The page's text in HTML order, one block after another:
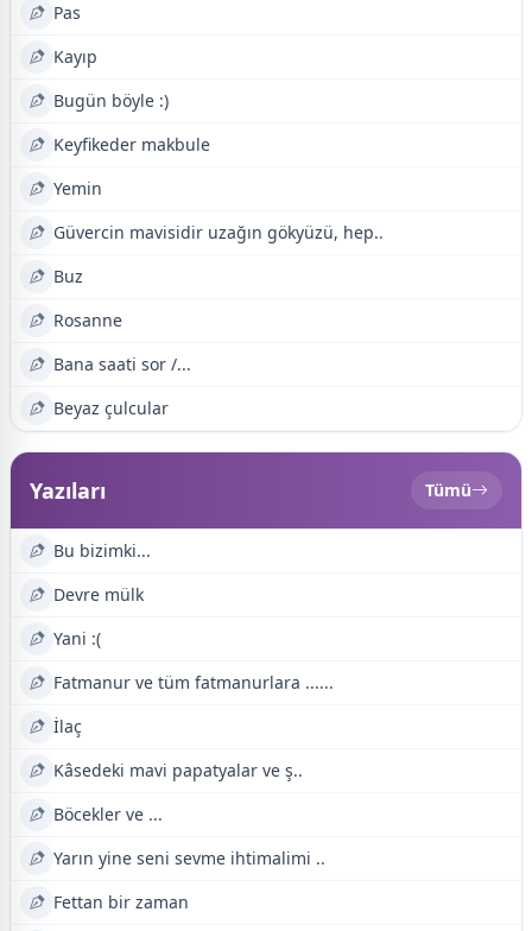
Pas
Kayıp
Bugün böyle :)
Keyfikeder makbule
Yemin
Güvercin mavisidir uzağın gökyüzü, hep..
Buz
Rosanne
Bana saati sor /...
Beyaz çulcular
Yazıları Tümü
Bu bizimki...
Devre mülk
Yani :(
Fatmanur ve tüm fatmanurlara ......
İlaç
Kâsedeki mavi papatyalar ve ş..
Böcekler ve ...
Yarın yine seni sevme ihtimalimi ..
Fettan bir zaman